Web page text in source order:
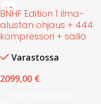
BNHF Edition 1 ilma-
alustan ohjaus + 444
kompressori + säiliö
Varastossa
2099,00 €